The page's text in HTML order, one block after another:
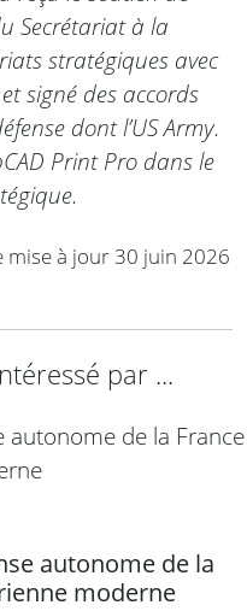
Secrétariat à la
stratégiques avec
signé des accords
dont l’US Army.
Print Pro dans le
mise à jour 30 juin 2026
par ...
autonome de la
moderne